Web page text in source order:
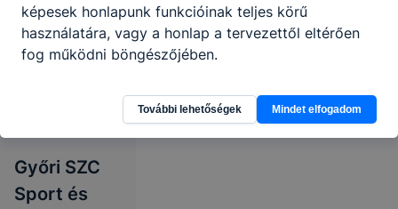
Győri SZC
Sport és
képesek honlapunk funkcióinak teljes körű
használatára, vagy a honlap a tervezettől eltérően
fog működni böngészőjében.
További lehetőségek Mindet elfogadom